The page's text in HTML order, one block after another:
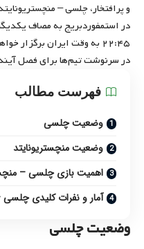
در استمفوردبریج به مصاف
۲۲:۴۵ به وقت ایران
در سرنوشت تیم‌ها برای فصل
فهرست مطالب
وضعیت چلسی
وضعیت منچستریونایتد
اهمیت بازی چلسی –
آمار و نفرات کلیدی چلسی
وضعیت چلسی